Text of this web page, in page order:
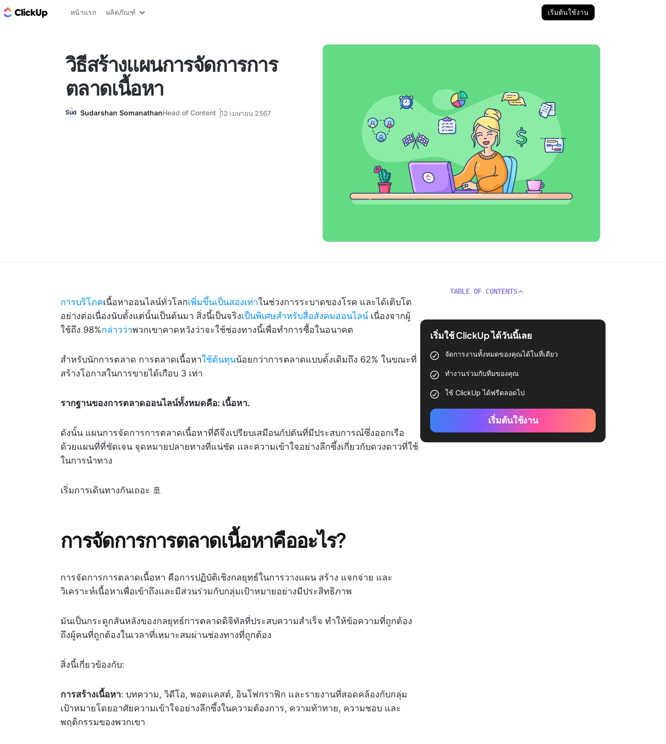
บล็อก ClickUp
หน้าแรก ผลิตภัณฑ์ เริ่มต้นใช้งาน
วิธีสร้างแผนการจัดการการ
ตลาดเนื้อหา
Sudarshan SomanathanHead of Content 12 เมษายน 2567
การบริโภคเนื้อหาออนไลน์ทั่วโลกเพิ่มขึ้นเป็นสองเท่าในช่วงการระบาดของโรค และได้เติบโต
อย่างต่อเนื่องนับตั้งแต่นั้นเป็นต้นมา สิ่งนี้เป็นจริงเป็นพิเศษสำหรับสื่อสังคมออนไลน์ เนื่องจากผู้
ใช้ถึง 98%กล่าวว่าพวกเขาคาดหวังว่าจะใช้ช่องทางนี้เพื่อทำการซื้อในอนาคต
สำหรับนักการตลาด การตลาดเนื้อหาใช้ต้นทุนน้อยกว่าการตลาดแบบดั้งเดิมถึง 62% ในขณะที่
สร้างโอกาสในการขายได้เกือบ 3 เท่า
รากฐานของการตลาดออนไลน์ทั้งหมดคือ: เนื้อหา.
ดังนั้น แผนการจัดการการตลาดเนื้อหาที่ดีจึงเปรียบเสมือนกัปตันที่มีประสบการณ์ซึ่งออกเรือ
ด้วยแผนที่ที่ชัดเจน จุดหมายปลายทางที่แน่ชัด และความเข้าใจอย่างลึกซึ้งเกี่ยวกับดวงดาวที่ใช้
ในการนำทาง
เริ่มการเดินทางกันเถอะ 🚢
การจัดการการตลาดเนื้อหาคืออะไร?
การจัดการการตลาดเนื้อหา คือการปฏิบัติเชิงกลยุทธ์ในการวางแผน สร้าง แจกจ่าย และ
วิเคราะห์เนื้อหาเพื่อเข้าถึงและมีส่วนร่วมกับกลุ่มเป้าหมายอย่างมีประสิทธิภาพ
มันเป็นกระดูกสันหลังของกลยุทธ์การตลาดดิจิทัลที่ประสบความสำเร็จ ทำให้ข้อความที่ถูกต้อง
ถึงผู้คนที่ถูกต้องในเวลาที่เหมาะสมผ่านช่องทางที่ถูกต้อง
สิ่งนี้เกี่ยวข้องกับ:
การสร้างเนื้อหา: บทความ, วิดีโอ, พอดแคสต์, อินโฟกราฟิก และรายงานที่สอดคล้องกับกลุ่ม
เป้าหมายโดยอาศัยความเข้าใจอย่างลึกซึ้งในความต้องการ, ความท้าทาย, ความชอบ และ
พฤติกรรมของพวกเขา
TABLE OF CONTENTS
เริ่มใช้ ClickUp ได้วันนี้เลย
จัดการงานทั้งหมดของคุณได้ในที่เดียว
ทำงานร่วมกับทีมของคุณ
ใช้ ClickUp ได้ฟรีตลอดไป
เริ่มต้นใช้งาน